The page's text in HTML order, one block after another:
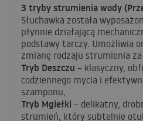
3 tryby strumienia wody
Słuchawka została
płynnie działającą
podstawy tarczy. Umożliwia
zmianę rodzaju strumienia za
Tryb Deszczu – klasyczny,
codziennego mycia i
szamponu,
Tryb Mgiełki – delikatny,
strumień, który subtelnie